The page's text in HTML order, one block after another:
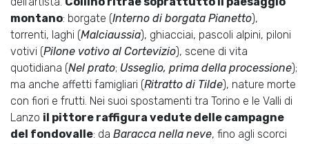
montano: borgate (Interno di borgata Pianetto),
torrenti, laghi (Malciaussia), ghiacciai, pascoli alpini, piloni
votivi (Pilone votivo al Cortevizio), scene di vita
quotidiana (Nel prato; Usseglio, prima della processione);
ma anche affetti famigliari (Ritratto di Tilde), nature morte
con fiori e frutti. Nei suoi spostamenti tra Torino e le Valli di
Lanzo il pittore raffigura vedute delle campagne
del fondovalle: da Baracca nella neve, fino agli scorci